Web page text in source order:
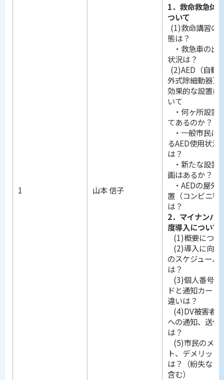
1 山本 信子
1．救命救急体
ついて
(1)救命講習の
態は？
・救急車の出
状況は？
(2)AED（自動
外式除細動器）
効果的な設置に
いて
・何ヶ所設置
てあるのか？
・一般市民に
るAED使用状況
は？
・新たな設置
画はあるか？
・AEDの屋外
置（コンビニ等
は？
2．マイナンバ
度導入について
(1)概要につい
(2)導入に向け
のスケジュール
は？
(3)個人番号カ
ドと通知カード
違いは？
(4)DV被害者
への通知、送付
は？
(5)市民のメリ
ト、デメリット
は？（紛失など
含む）